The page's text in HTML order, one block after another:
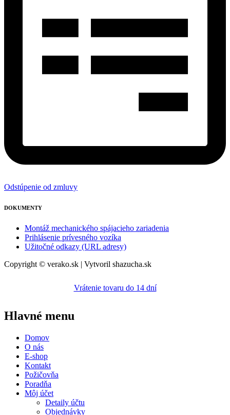
Odstúpenie od zmluvy
DOKUMENTY
Montáž mechanického spájacieho zariadenia
Prihlásenie prívesného vozíka
Užitočné odkazy (URL adresy)
Copyright © verako.sk | Vytvoril shazucha.sk
Vrátenie tovaru do 14 dní
Hlavné menu
Domov
O nás
E-shop
Kontakt
Požičovňa
Poradňa
Môj účet
Detaily účtu
Objednávky